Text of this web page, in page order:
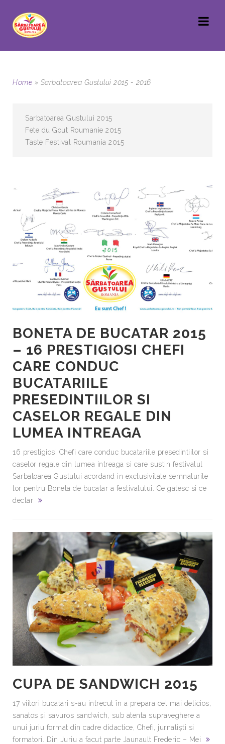
Home » Sarbatoarea Gustului 2015 - 2016
Sarbatoarea Gustului 2015
Fete du Gout Roumanie 2015
Taste Festival Roumania 2015
BONETA DE BUCATAR 2015
– 16 PRESTIGIOSI CHEFI
CARE CONDUC
BUCATARIILE
PRESEDINTIILOR SI
CASELOR REGALE DIN
LUMEA INTREAGA
16 prestigiosi Chefi care conduc bucatariile presedintiilor si
caselor regale din lumea intreaga si care sustin festivalul
Sarbatoarea Gustului acordand in exclusivitate semnaturile
lor pentru Boneta de bucatar a festivalului. Ce gatesc si ce
declar
CUPA DE SANDWICH 2015
17 viitori bucatari s-au intrecut în a prepara cel mai delicios,
sanatos și savuros sandwich, sub atenta supraveghere a
unui juriu format din cadre didactice, Chefi, jurnaliști si
formatori. Din Juriu a facut parte Jaunault Frederic​ – Mei